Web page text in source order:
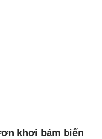
khơi bám biển